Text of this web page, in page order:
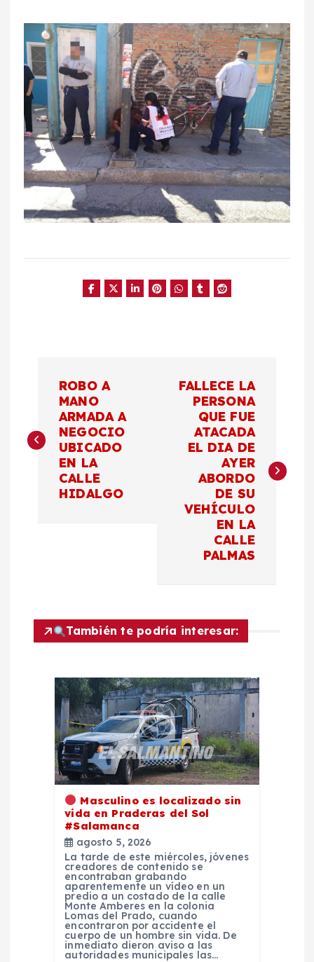
v
ó
ROBO A
MANO
ARMADA A
NEGOCIO
UBICADO
EN LA
CALLE
HIDALGO
FALLECE LA
PERSONA
QUE FUE
ATACADA
EL DIA DE
AYER
ABORDO
DE SU
VEHÍCULO
EN LA
CALLE
PALMAS
También te podría interesar:
Masculino es localizado sin
vida en Praderas del Sol
#Salamanca
agosto 5, 2026
La tarde de este miércoles, jóvenes
creadores de contenido se
encontraban grabando
aparentemente un vídeo en un
predio a un costado de la calle
Monte Amberes en la colonia
Lomas del Prado, cuando
encontraron por accidente el
cuerpo de un hombre sin vida. De
inmediato dieron aviso a las
autoridades municipales las…